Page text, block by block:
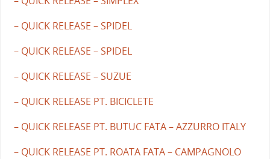
– QUICK RELEASE – SPIDEL
– QUICK RELEASE – SPIDEL
– QUICK RELEASE – SUZUE
– QUICK RELEASE PT. BICICLETE
– QUICK RELEASE PT. BUTUC FATA – AZZURRO ITALY
– QUICK RELEASE PT. ROATA FATA – CAMPAGNOLO